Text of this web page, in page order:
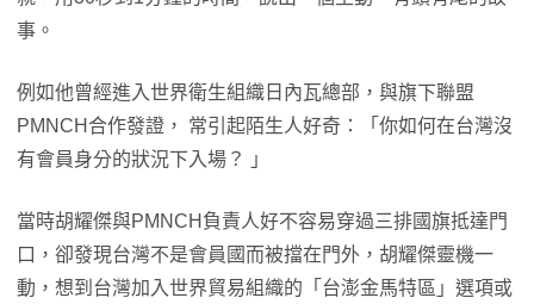
事。
例如他曾經進入世界衛生組織日內瓦總部，與旗下聯盟
PMNCH合作發證， 常引起陌生人好奇：「你如何在台灣沒
有會員身分的狀況下入場？ 」
當時胡耀傑與PMNCH負責人好不容易穿過三排國旗抵達門
口，卻發現台灣不是會員國而被擋在門外，胡耀傑靈機一
動，想到台灣加入世界貿易組織的「台澎金馬特區」選項或